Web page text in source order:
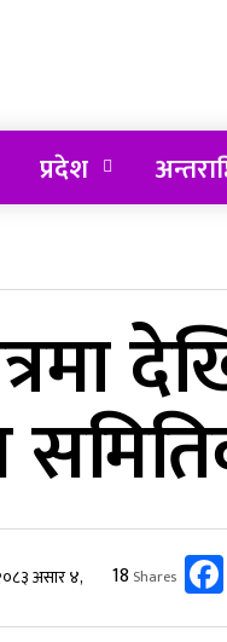
प्रदेश
असार ४, 18 Shares